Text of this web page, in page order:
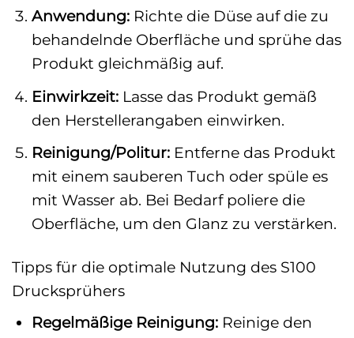
Anwendung:Richte die Düse auf die zu
behandelnde Oberfläche und sprühe das
Produkt gleichmäßig auf.
Einwirkzeit:Lasse das Produkt gemäß
den Herstellerangaben einwirken.
Reinigung/Politur:Entferne das Produkt
mit einem sauberen Tuch oder spüle es
mit Wasser ab. Bei Bedarf poliere die
Oberfläche, um den Glanz zu verstärken.
Tipps für die optimale Nutzung des S100
Drucksprühers
Regelmäßige Reinigung:Reinige den